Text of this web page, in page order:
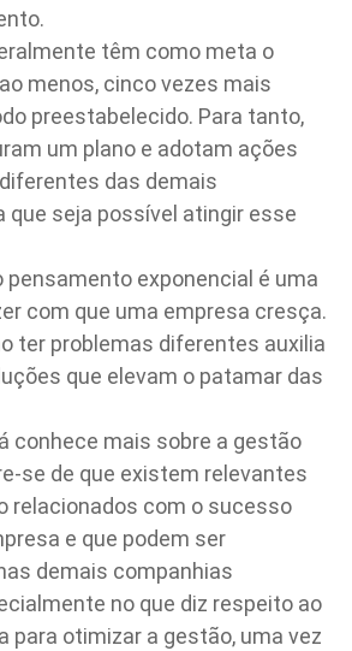
têm como meta o
menos, cinco vezes mais
preestabelecido. Para tanto,
um plano e adotam ações
das demais
que seja possível atingir esse
pensamento exponencial é uma
com que uma empresa cresça.
ter problemas diferentes auxilia
que elevam o patamar das
conhece mais sobre a gestão
se de que existem relevantes
relacionados com o sucesso
e que podem ser
demais companhias
no que diz respeito ao
para otimizar a gestão, uma vez